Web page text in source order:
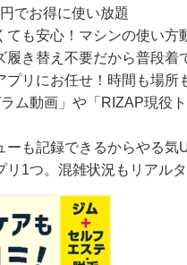
でお得に使い放題
ても安心！マシンの使い方
履き替え不要だから普段
プリにお任せ！時間も場所
ラム動画」や「RIZAP現役
ーも記録できるからやる気
リ1つ。混雑状況もリアル